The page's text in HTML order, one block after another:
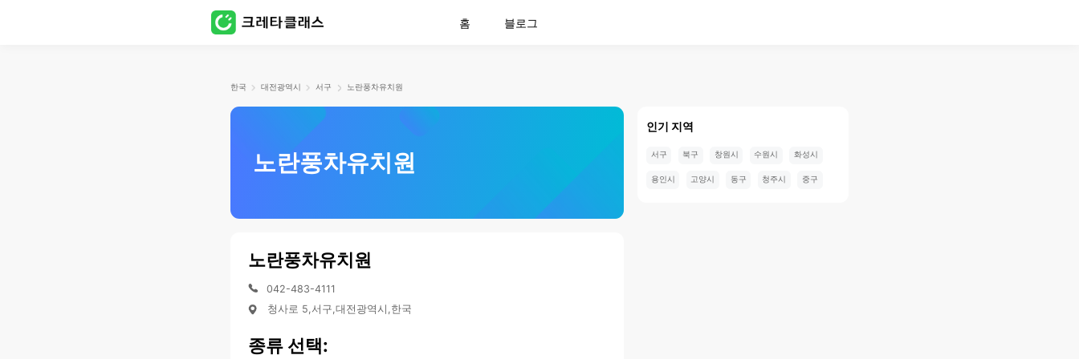
홈 블로그
한국 대전광역시 서구 노란풍차유치원
노란풍차유치원
노란풍차유치원
042-483-4111
청사로 5,서구,대전광역시,한국
종류 선택:
인기 지역
서구 북구 창원시 수원시 화성시
용인시 고양시 동구 청주시 중구